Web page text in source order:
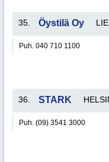
35. Öystilä Oy
Puh. 040 710 1100
36. STARK
Puh. (09) 3541 3000